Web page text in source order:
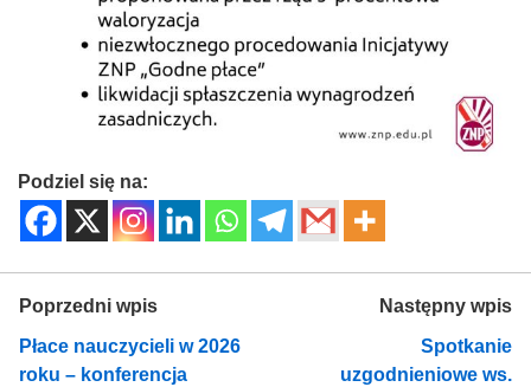
Podziel się na:
Poprzedni wpis
Płace nauczycieli w 2026
roku – konferencja
Następny wpis
Spotkanie
uzgodnieniowe ws.